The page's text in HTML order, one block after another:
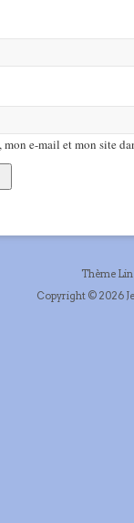
mon e-mail et mon site
Thème
Copyright © 2026